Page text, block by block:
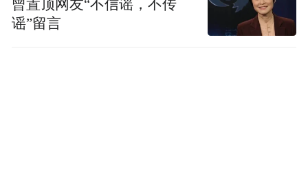
曾置顶网友“不信谣，不传
谣”留言